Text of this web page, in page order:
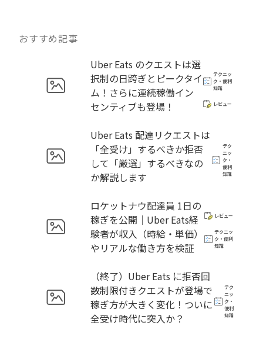
おすすめ記事
Uber Eats のクエストは選
択制の日跨ぎとピークタイ
ム！さらに連続稼働イン
センティブも登場！
テクニッ
ク・便利
知識
レビュー
Uber Eats 配達リクエストは
「全受け」するべきか拒否
して「厳選」するべきなの
か解説します
テク
ニッ
ク・
便利
知識
ロケットナウ配達員 1日の
稼ぎを公開｜Uber Eats経
験者が収入（時給・単価）
やリアルな働き方を検証
レビュー
テクニッ
ク・便利
知識
（終了）Uber Eats に拒否回
数制限付きクエストが登場で
稼ぎ方が大きく変化！ついに
全受け時代に突入か？
テク
ニッ
ク・
便利
知識